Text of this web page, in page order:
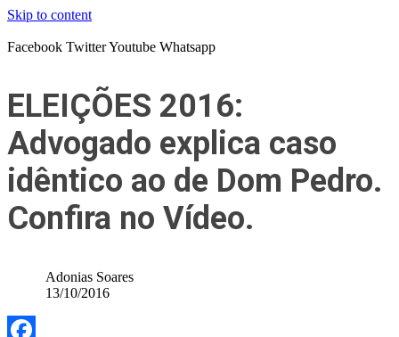
Skip to content
Facebook TwitterYoutube Whatsapp
ELEIÇÕES 2016:
Advogado explica caso
idêntico ao de Dom Pedro.
Confira no Vídeo.
Adonias Soares
13/10/2016